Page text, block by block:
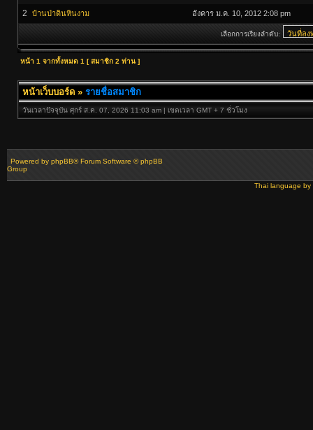
2 บ้านป่าดินหินงาม อังคาร ม.ค. 10, 2012 2:08 pm
เลือกการเรียงลำดับ:
หน้า 1 จากทั้งหมด 1 [ สมาชิก 2 ท่าน ]
หน้าเว็บบอร์ด » รายชื่อสมาชิก
วันเวลาปัจจุบัน ศุกร์ ส.ค. 07, 2026 11:03 am | เขตเวลา GMT + 7 ชั่วโมง
Powered by phpBB® Forum Software © phpBB
Group
Thai language by